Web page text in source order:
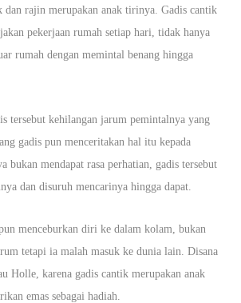
dan rajin merupakan anak tirinya. Gadis cantik
pekerjaan rumah setiap hari, tidak hanya
rumah dengan memintal benang hingga
tersebut kehilangan jarum pemintalnya yang
gadis pun menceritakan hal itu kepada
bukan mendapat rasa perhatian, gadis tersebut
dan disuruh mencarinya hingga dapat.
menceburkan diri ke dalam kolam, bukan
tetapi ia malah masuk ke dunia lain. Disana
Holle, karena gadis cantik merupakan anak
emas sebagai hadiah.